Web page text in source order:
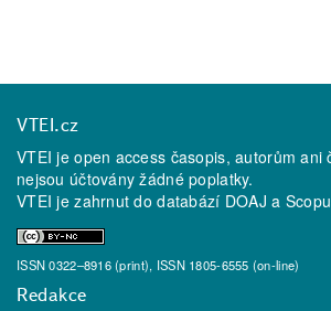
VTEI.cz
VTEI je open access časopis, autorům ani
nejsou účtovány žádné poplatky.
VTEI je zahrnut do databází DOAJ a
ISSN 0322–8916 (print), ISSN 1805-6555 (on-line)
Redakce